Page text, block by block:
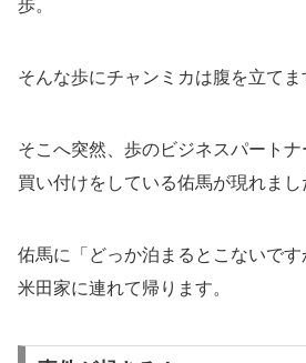
歩。
そんな歩にチャンミカは腹を立てま
そこへ突然、歩のビジネスパート
買い付けをしている佑馬が現れまし
佑馬に「どっか泊まるとこないで
米田家に連れて帰ります。